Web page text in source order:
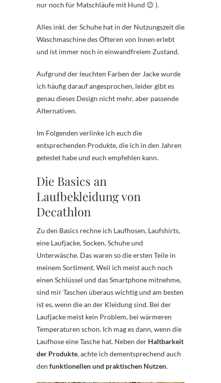
nur noch für Matschläufe mit Hund 😉 ).
Alles inkl. der Schuhe hat in der Nutzungszeit die
Waschmaschine des Öfteren von Innen erlebt
und ist immer noch in einwandfreiem Zustand.
Aufgrund der leuchten Farben der Jacke wurde
ich häufig darauf angesprochen, leider gibt es
genau dieses Design nicht mehr, aber passende
Alternativen.
Im Folgenden verlinke ich euch die
entsprechenden Produkte, die ich in den Jahren
getestet habe und euch empfehlen kann.
Die Basics an
Laufbekleidung von
Decathlon
Zu den Basics rechne ich Laufhosen, Laufshirts,
eine Laufjacke, Socken, Schuhe und
Unterwäsche. Das waren so die ersten Teile in
meinem Sortiment. Weil ich meist auch noch
einen Schlüssel und das Smartphone mitnehme,
sind mir Taschen überaus wichtig und am besten
ist es, wenn die an der Kleidung sind. Bei der
Laufjacke meist kein Problem, bei wärmeren
Temperaturen schon. Ich mag es dann, wenn die
Laufhose eine Tasche hat. Neben der Haltbarkeit
der Produkte, achte ich dementsprechend auch
den funktionellen und praktischen Nutzen.